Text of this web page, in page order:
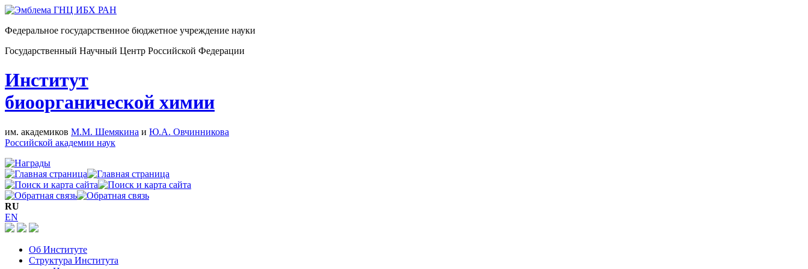
Федеральное государственное бюджетное учреждение науки
Государственный Научный Центр Российской Федерации
Институт
биоорганической химии
им. академиков М.М. Шемякина и Ю.А. Овчинникова
Российской академии наук
RU
EN
Об Институте
Структура Института